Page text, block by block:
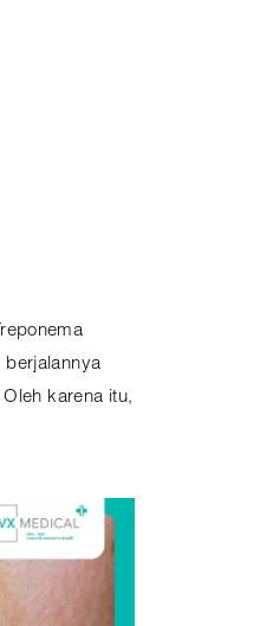
karena itu,